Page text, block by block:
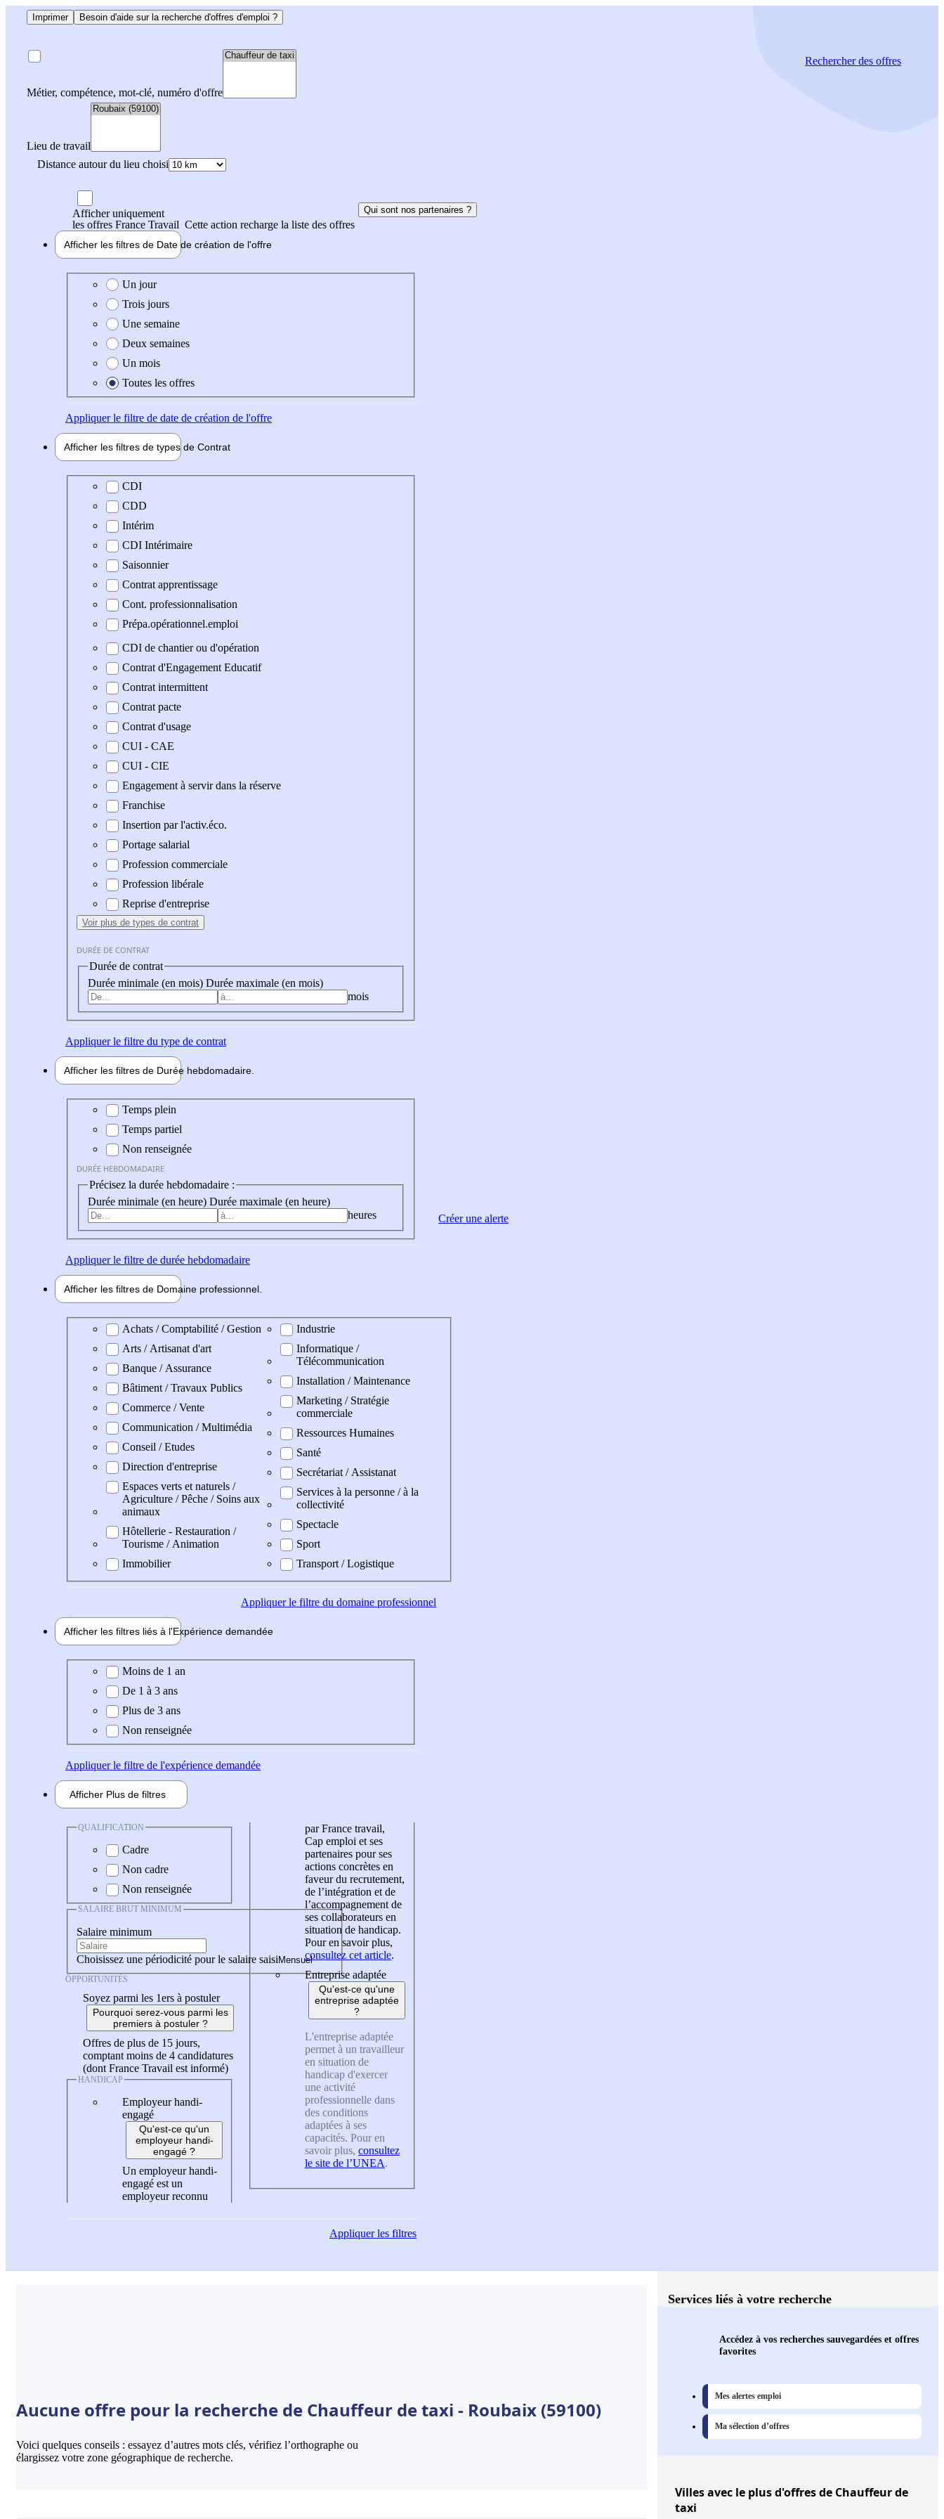
Imprimer Besoin d'aide sur la recherche d'offres d'emploi ?
Métier, compétence, mot-clé, numéro d'offre
Lieu de travail
Distance autour du lieu choisi
Rechercherdes offres
Afficher uniquement
les offres France Travail Cette action recharge la liste des offres
Qui sont nos partenaires ?
Afficher les filtres de Date de création de l'offre
Date de création de l'offre
Un jour
Trois jours
Une semaine
Deux semaines
Un mois
Toutes les offres
Appliquerle filtre de date de création de l'offre
Afficher les filtres de types de Contrat
Type de contrat
CDI
CDD
Intérim
CDI Intérimaire
Saisonnier
Contrat apprentissage
Cont. professionnalisation
Prépa.opérationnel.emploi
CDI de chantier ou d'opération
Contrat d'Engagement Educatif
Contrat intermittent
Contrat pacte
Contrat d'usage
CUI - CAE
CUI - CIE
Engagement à servir dans la réserve
Franchise
Insertion par l'activ.éco.
Portage salarial
Profession commerciale
Profession libérale
Reprise d'entreprise
Voir plus de types de contrat
DURÉE DE CONTRAT
Durée de contrat
Durée minimale (en mois) Durée maximale (en mois)
mois
Appliquerle filtre du type de contrat
Afficher les filtres de Durée hebdomadaire
Durée hebdomadaire
Temps plein
Temps partiel
Non renseignée
DURÉE HEBDOMADAIRE
Précisez la durée hebdomadaire :
Durée minimale (en heure) Durée maximale (en heure)
heures
Appliquerle filtre de durée hebdomadaire
Afficher les filtres de Domaine professionnel
Domaine professionel
Achats / Comptabilité / Gestion
Arts / Artisanat d'art
Banque / Assurance
Bâtiment / Travaux Publics
Commerce / Vente
Communication / Multimédia
Conseil / Etudes
Direction d'entreprise
Espaces verts et naturels /
Agriculture / Pêche / Soins aux
animaux
Hôtellerie - Restauration /
Tourisme / Animation
Immobilier
Industrie
Informatique /
Télécommunication
Installation / Maintenance
Marketing / Stratégie
commerciale
Ressources Humaines
Santé
Secrétariat / Assistanat
Services à la personne / à la
collectivité
Spectacle
Sport
Transport / Logistique
Appliquerle filtre du domaine professionnel
Afficher les filtres liés à l'Expérience demandée
Expérience demandée
Moins de 1 an
De 1 à 3 ans
Plus de 3 ans
Non renseignée
Appliquerle filtre de l'expérience demandée
Afficher Plus de filtres
QUALIFICATION
Cadre
Non cadre
Non renseignée
SALAIRE BRUT MINIMUM
Salaire minimum
Choisissez une périodicité pour le salaire saisi
OPPORTUNITÉS
Soyez parmi les 1ers à postuler
Pourquoi serez-vous parmi les
premiers à postuler ?
Offres de plus de 15 jours,
comptant moins de 4 candidatures
(dont France Travail est informé)
HANDICAP
Employeur handi-
engagé
Qu'est-ce qu'un
employeur handi-
engagé ?
Un employeur handi-
engagé est un
employeur reconnu
par France travail,
Cap emploi et ses
partenaires pour ses
actions concrètes en
faveur du recrutement,
de l’intégration et de
l’accompagnement de
ses collaborateurs en
situation de handicap.
Pour en savoir plus,
consultez cet article.
Entreprise adaptée
Qu'est-ce qu'une
entreprise adaptée
?
L'entreprise adaptée
permet à un travailleur
en situation de
handicap d'exercer
une activité
professionnelle dans
des conditions
adaptées à ses
capacités. Pour en
savoir plus, consultez
le site de l’UNEA.
Appliquerles filtres
Créer une alerte
Aucune offre pour la recherche de Chauffeur de taxi - Roubaix (59100)
Voici quelques conseils : essayez d’autres mots clés, vérifiez l’orthographe ou
élargissez votre zone géographique de recherche.
Services liés à votre recherche
Accédez à vos recherches sauvegardées et offres
favorites
Mes alertes emploi
Ma sélection d’offres
Villesavec le plus d'offres de Chauffeur de
taxi